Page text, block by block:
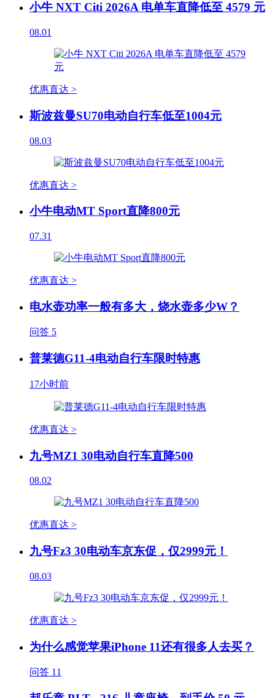
小牛 NXT Citi 2026A 电单车直降低至 4579 元
08.01
优惠直达 >
斯波兹曼SU70电动自行车低至1004元
08.03
优惠直达 >
小牛电动MT Sport直降800元
07.31
优惠直达 >
电水壶功率一般有多大，烧水壶多少W？
问答 5
普莱德G11-4电动自行车限时特惠
17小时前
优惠直达 >
九号MZ1 30电动自行车直降500
08.02
优惠直达 >
九号Fz3 30电动车京东促，仅2999元！
08.03
优惠直达 >
为什么感觉苹果iPhone 11还有很多人去买？
问答 11